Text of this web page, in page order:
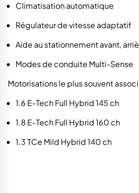
Climatisation automatique
Régulateur de vitesse adaptatif
Aide au stationnement avant,
Modes de conduite Multi-Sense
Motorisations le plus souvent
1.6 E-Tech Full Hybrid 145 ch
1.8 E-Tech Full Hybrid 160 ch
1.3 TCe Mild Hybrid 140 ch